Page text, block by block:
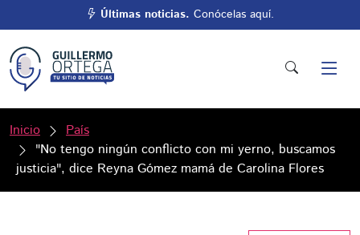
Últimas noticias. Conócelas aquí.
Inicio
País
"No tengo ningún conflicto con mi yerno, buscamos
justicia", dice Reyna Gómez mamá de Carolina Flores